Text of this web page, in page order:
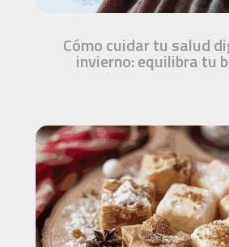
Cómo cuidar tu salud
invierno: equilibra tu